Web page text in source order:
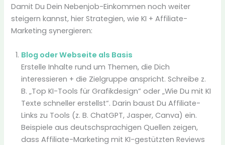
Damit Du Dein Nebenjob-Einkommen noch weiter
steigern kannst, hier Strategien, wie KI + Affiliate-
Marketing synergieren:
Blog oder Webseite als Basis
Erstelle Inhalte rund um Themen, die Dich
interessieren + die Zielgruppe anspricht. Schreibe z.
B. „Top KI-Tools für Grafikdesign“ oder „Wie Du mit KI
Texte schneller erstellst“. Darin baust Du Affiliate-
Links zu Tools (z. B. ChatGPT, Jasper, Canva) ein.
Beispiele aus deutschsprachigen Quellen zeigen,
dass Affiliate-Marketing mit KI-gestützten Reviews